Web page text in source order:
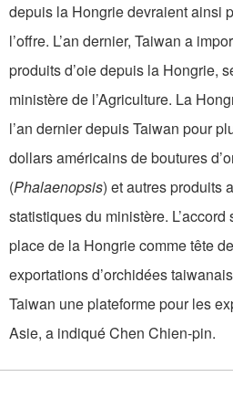
depuis la Hongrie devraient ainsi
l’offre. L’an dernier, Taiwan a
produits d’oie depuis la Hongrie,
ministère de l’Agriculture. La
l’an dernier depuis Taiwan pour
dollars américains de boutures
(Phalaenopsis) et autres produits
statistiques du ministère.
place de la Hongrie comme tête
exportations d’orchidées
Taiwan une plateforme pour les
Asie, a indiqué Chen Chien-pin.